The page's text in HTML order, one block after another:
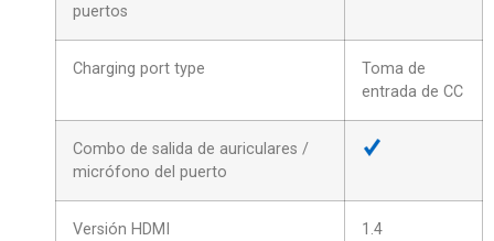
puertos
Charging port type
Toma de
entrada de CC
Combo de salida de auriculares /
micrófono del puerto
Versión HDMI 1.4